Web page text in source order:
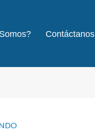
Contáctanos